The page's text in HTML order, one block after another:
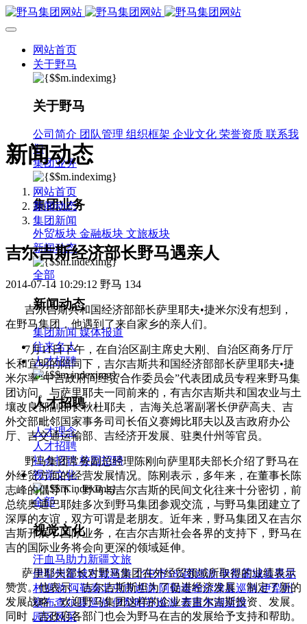
网站首页
关于野马
关于野马
公司简介 团队管理 组织框架 企业文化 荣誉资质 联系我
们
集团业务
集团业务
外贸板块 金融板块 文旅板块
新闻动态
全部
新闻动态
集团新闻 媒体报道
往来名人
人才招聘
人才招聘
人才理念
人才招聘
社会招聘 校园招聘
视觉文化
全部
视觉文化
汗血马助力新疆文旅
伊犁州霍城古城巡游 北屯市185团巡游 伊犁霍城县晃晃
村巡游 阿勒泰北屯市巡游 阿勒泰布尔津县巡游 伊犁州
察布查尔县巡游 伊犁昭苏巡游 赛里木湖巡游
园区风采
新闻动态
网站首页
新闻动态
集团新闻
吉尔吉斯经济部长野马遇亲人
2014-07-14 10:29:12 野马 134
吉尔吉斯共和国经济部部长萨里耶夫•捷米尔没有想到，
在野马集团，他遇到了来自家乡的亲人们。
7月11日下午，在自治区副主席史大刚、自治区商务厅厅
长和宜明的陪同下，吉尔吉斯共和国经济部部长萨里耶夫•捷
米尔率“中吉政府间经贸合作委员会”代表团成员专程来野马集
团访问。与萨里耶夫一同前来的，有吉尔吉斯共和国农业与土
壤改良部副部长秋杜耶夫， 吉海关总署副署长伊萨高夫、吉
外交部毗邻国家事务司司长佰义赛姆比耶夫以及吉政府办公
厅、吉交通运输部、吉经济开发展、驻奥什州等官员。
野马集团常务副总经理陈刚向萨里耶夫部长介绍了野马在
外经贸方面的经营发展情况。陈刚表示，多年来，在董事长陈
志峰的倡导下，野马与吉尔吉斯的民间文化往来十分密切，前
总统奥通巴耶娃多次到野马集团参观交流，与野马集团建立了
深厚的友谊，双方可谓是老朋友。近年来，野马集团又在吉尔
吉斯开展了国际业务，在吉尔吉斯社会各界的支持下，野马在
吉的国际业务将会向更深的领域延伸。
萨里耶夫部长对野马集团在外经贸领域所取得的业绩表示
赞赏。他表示，吉尔吉斯斯坦为了促进经济发展，制定了新的
发展战略，欢迎野马集团这样的企业去吉尔吉斯投资、发展。
同时，吉政府各部门也会为野马在吉的发展给予支持和帮助。